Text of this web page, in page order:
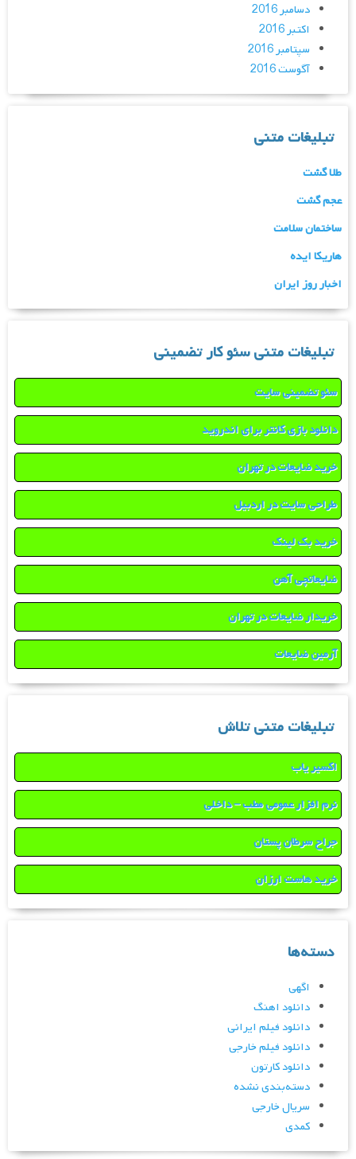
دسامبر 2016
اکتبر 2016
سپتامبر 2016
آگوست 2016
تبلیغات متنی
طلا گشت
عجم گشت
ساختمان سلامت
هاریکا ایده
اخبار روز ایران
تبلیغات متنی سئو کار تضمینی
سئو تضمینی سایت
دانلود بازی کانتر برای اندروید
خرید ضایعات در تهران
طراحی سایت در اردبیل
خرید بک لینک
ضایعاتچی آهن
خریدار ضایعات در تهران
آرمین ضایعات
تبلیغات متنی تلاش
اکسیر یاب
نرم افزار عمومی مطب – داخلی
جراح سرطان پستان
خرید هاست ارزان
دسته‌ها
اگهی
دانلود اهنگ
دانلود فیلم ایرانی
دانلود فیلم خارجی
دانلود کارتون
دسته‌بندی نشده
سریال خارجی
کمدی